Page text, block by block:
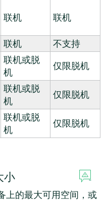
联机 联机
联机
不支持
联机或脱
机
仅限脱机
联机或脱
机
仅限脱机
联机或脱
机
仅限脱机
小
上的最大可用空间，或